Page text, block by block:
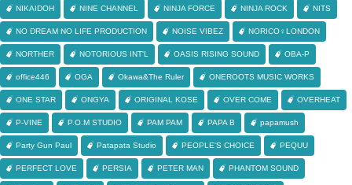
NIKAIDOH NINE CHANNEL NINJA FORCE NINJA ROCK NITS
NO DREAM NO LIFE PRODUCTION NOISE VIBEZ NORICO♀LONDON
NORTHER NOTORIOUS INT'L OASIS RISING SOUND OBA-P
office446 OGA Okawa&The Ruler ONEROOTS MUSIC WORKS
ONE STAR ONGYA ORIGINAL KOSE OVER COME OVERHEAT
P-VINE P.O.M STUDIO PAM PAM PAPA B papamush
Party Gun Paul Patapata Studio PEOPLE'S CHOICE PEQUU
PERFECT LOVE PERSIA PETER MAN PHANTOM SOUND